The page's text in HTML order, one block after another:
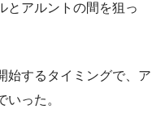
とアルントの間を狙っ
始するタイミングで、ア
った。